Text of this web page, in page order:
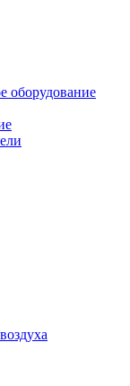
оборудование